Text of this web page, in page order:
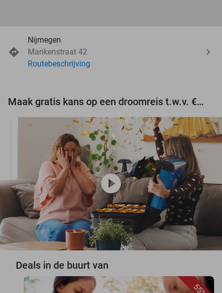
Nijmegen
Marikenstraat 42
Routebeschrijving
Maak gratis kans op een droomreis t.w.v. €3.000!
play_circle
Deals in de buurt van